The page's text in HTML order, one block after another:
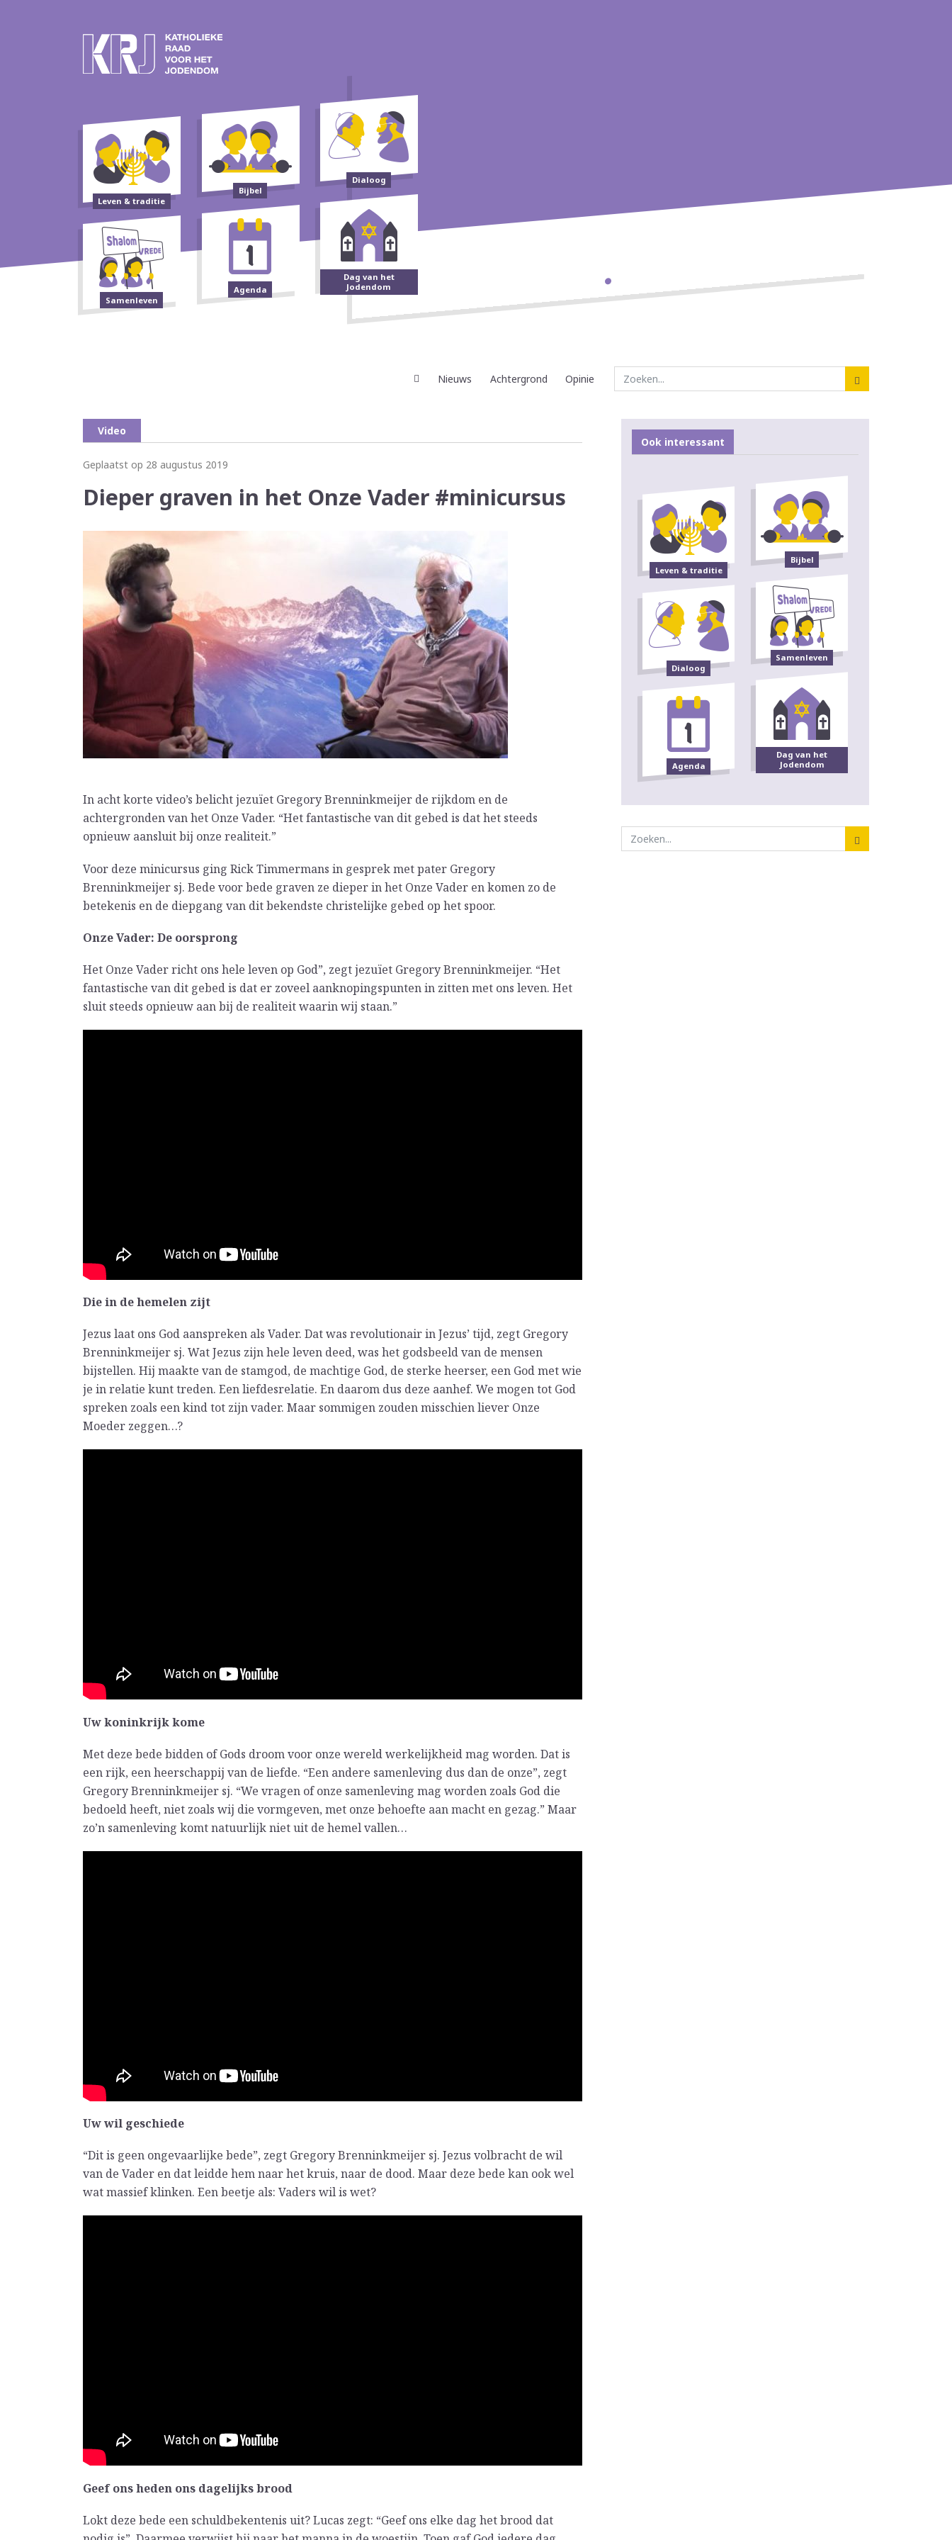
Leven & traditie
Bijbel
Dialoog
Samenleven
Agenda
Dag van het
Jodendom
Nieuws Achtergrond Opinie
Video
Geplaatst op 28 augustus 2019
Dieper graven in het Onze Vader #minicursus
In acht korte video’s belicht jezuïet Gregory Brenninkmeijer de rijkdom en de
achtergronden van het Onze Vader. “Het fantastische van dit gebed is dat het steeds
opnieuw aansluit bij onze realiteit.”
Voor deze minicursus ging Rick Timmermans in gesprek met pater Gregory
Brenninkmeijer sj. Bede voor bede graven ze dieper in het Onze Vader en komen zo de
betekenis en de diepgang van dit bekendste christelijke gebed op het spoor.
Onze Vader: De oorsprong
Het Onze Vader richt ons hele leven op God”, zegt jezuïet Gregory Brenninkmeijer. “Het
fantastische van dit gebed is dat er zoveel aanknopingspunten in zitten met ons leven. Het
sluit steeds opnieuw aan bij de realiteit waarin wij staan.”
Die in de hemelen zijt
Jezus laat ons God aanspreken als Vader. Dat was revolutionair in Jezus’ tijd, zegt Gregory
Brenninkmeijer sj. Wat Jezus zijn hele leven deed, was het godsbeeld van de mensen
bijstellen. Hij maakte van de stamgod, de machtige God, de sterke heerser, een God met wie
je in relatie kunt treden. Een liefdesrelatie. En daarom dus deze aanhef. We mogen tot God
spreken zoals een kind tot zijn vader. Maar sommigen zouden misschien liever Onze
Moeder zeggen…?
Uw koninkrijk kome
Met deze bede bidden of Gods droom voor onze wereld werkelijkheid mag worden. Dat is
een rijk, een heerschappij van de liefde. “Een andere samenleving dus dan de onze”, zegt
Gregory Brenninkmeijer sj. “We vragen of onze samenleving mag worden zoals God die
bedoeld heeft, niet zoals wij die vormgeven, met onze behoefte aan macht en gezag.” Maar
zo’n samenleving komt natuurlijk niet uit de hemel vallen…
Uw wil geschiede
“Dit is geen ongevaarlijke bede”, zegt Gregory Brenninkmeijer sj. Jezus volbracht de wil
van de Vader en dat leidde hem naar het kruis, naar de dood. Maar deze bede kan ook wel
wat massief klinken. Een beetje als: Vaders wil is wet?
Geef ons heden ons dagelijks brood
Lokt deze bede een schuldbekentenis uit? Lucas zegt: “Geef ons elke dag het brood dat
Ook interessant
Leven & traditie
Bijbel
Dialoog
Samenleven
Agenda
Dag van het
Jodendom